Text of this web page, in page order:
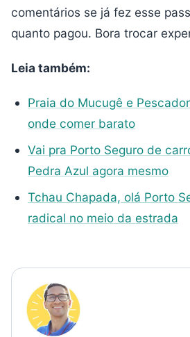
comentários se já fez esse
quanto pagou. Bora trocar
Leia também:
Praia do Mucugê e
onde comer barato
Vai pra Porto Seguro de
Pedra Azul agora mesmo
Tchau Chapada, olá Porto
radical no meio da estrada